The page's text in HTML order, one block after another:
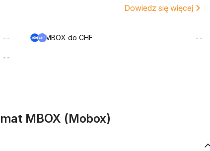
Dowiedz się więcej
-- MBOX do CHF --
--
MBOX (Mobox)